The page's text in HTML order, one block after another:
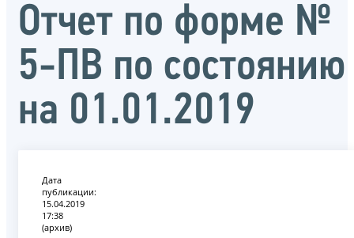
Отчет по форме №
5-ПВ по состоянию
на 01.01.2019
Дата
публикации:
15.04.2019
17:38
(архив)